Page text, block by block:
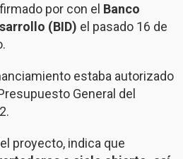
por con el Banco
(BID) el pasado 16 de
estaba autorizado
General del
proyecto, indica que